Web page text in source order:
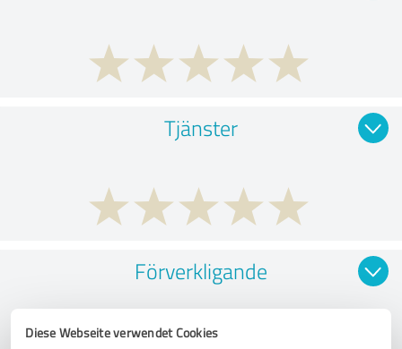
Diese Webseite verwendet Cookies
Tjänster
Förverkligande